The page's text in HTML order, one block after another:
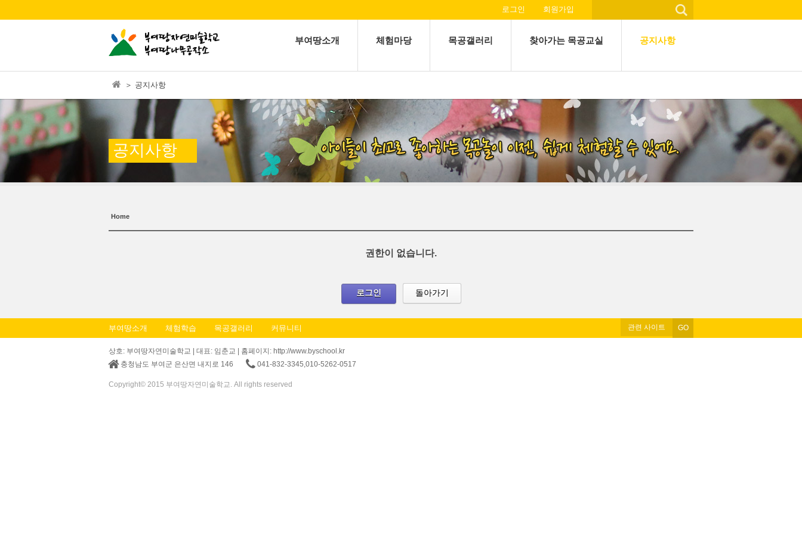
로그인 회원가입
부여땅소개 체험마당 목공갤러리 찾아가는 목공교실 공지사항
＞ 공지사항
공지사항
Home
권한이 없습니다.
로그인 돌아가기
부여땅소개 체험학습 목공갤러리 커뮤니티
상호: 부여땅자연미술학교 | 대표: 임춘교 | 홈페이지: http://www.byschool.kr
충청남도 부여군 은산면 내지로 146
041-832-3345,010-5262-0517
Copyright© 2015 부여땅자연미술학교. All rights reserved